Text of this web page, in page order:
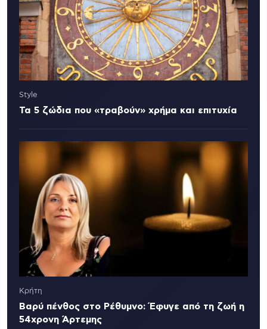
Style
Τα 5 ζώδια που «τραβούν» χρήμα και επιτυχία
Κρήτη
Βαρύ πένθος στο Ρέθυμνο: Έφυγε από τη ζωή η
54χρονη Άρτεμης